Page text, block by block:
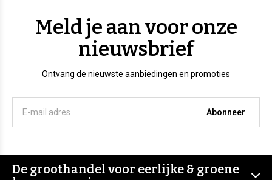
Meld je aan voor onze
nieuwsbrief
Ontvang de nieuwste aanbiedingen en promoties
Abonneer
De groothandel voor eerlijke & groene